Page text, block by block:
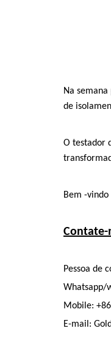
Na
de
O testador
Bem -
Contate-
Pessoa de
Whatsapp/
Mobile:
E-mail: